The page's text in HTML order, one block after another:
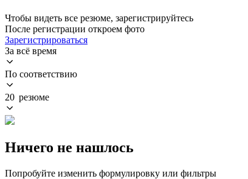
Чтобы видеть все резюме, зарегистрируйтесь
После регистрации откроем фото
Зарегистрироваться
За всё время
По соответствию
20 резюме
Ничего не нашлось
Попробуйте изменить формулировку или фильтры